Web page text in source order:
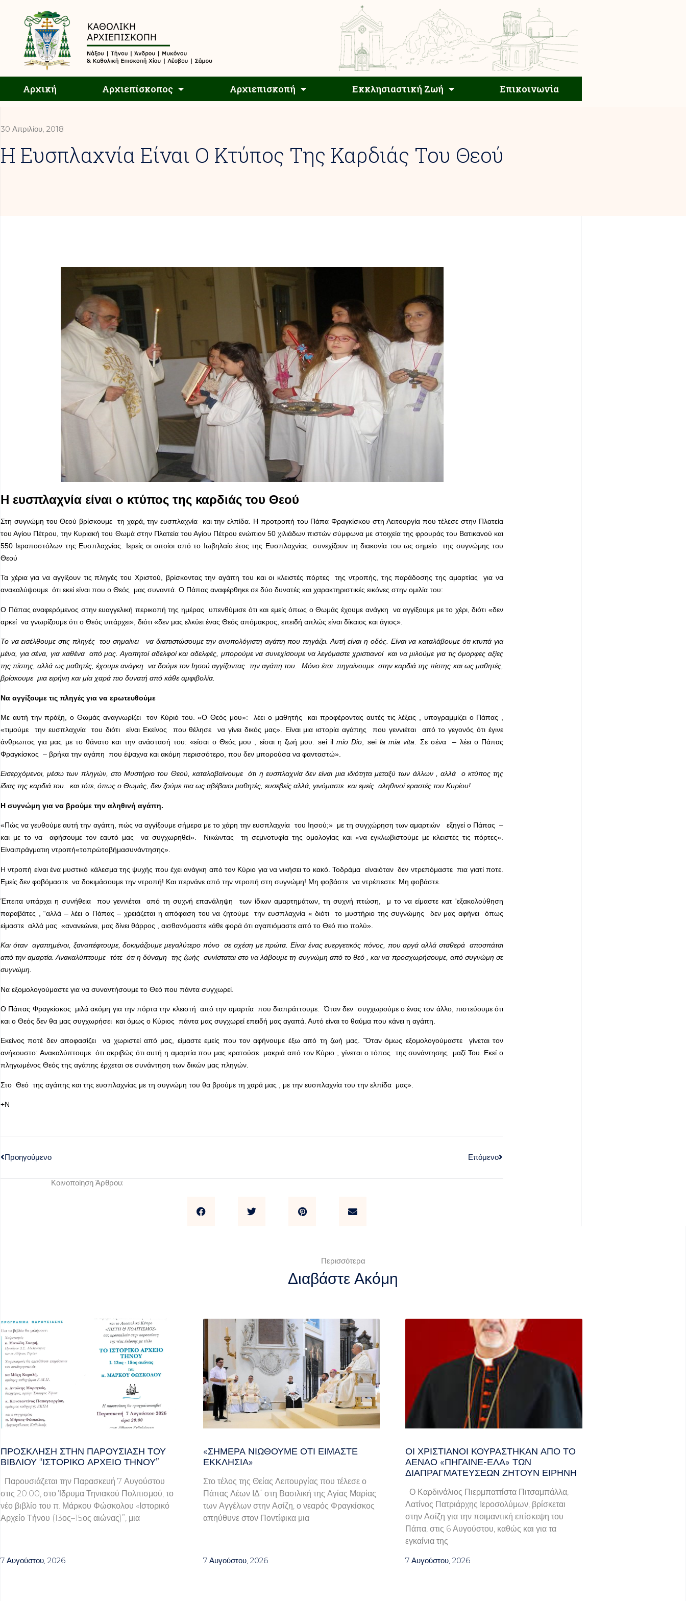
Αρχική Αρχιεπίσκοπος Αρχιεπισκοπή Εκκλησιαστική Ζωή Επικοινωνία
Αρχιεπισκοπή Εκκλησιαστική Ζωή Επικοινωνία
30 Απριλίου, 2018
Η Ευσπλαχνία Είναι Ο Κτύπος Της Καρδιάς Του Θεού
Η ευσπλαχνία είναι ο κτύπος της καρδιάς του Θεού
Στη συγνώμη του Θεού βρίσκουμε τη χαρά, την ευσπλαχνία και την ελπίδα. Η προτροπή του Πάπα Φραγκίσκου στη Λειτουργία που τέλεσε στην Πλατεία
του Αγίου Πέτρου, την Κυριακή του Θωμά στην Πλατεία του Αγίου Πέτρου ενώπιον 50 χιλιάδων πιστών σύμφωνα με στοιχεία της φρουράς του Βατικανού και
550 Ιεραποστόλων της Ευσπλαχνίας. Ιερείς οι οποίοι από το Ιωβηλαίο έτος της Ευσπλαχνίας συνεχίζουν τη διακονία του ως σημείο της συγνώμης του
Θεού
Τα χέρια για να αγγίξουν τις πληγές του Χριστού, βρίσκοντας την αγάπη του και οι κλειστές πόρτες της ντροπής, της παράδοσης της αμαρτίας για να
ανακαλύψουμε ότι εκεί είναι που ο Θεός μας συναντά. Ο Πάπας αναφέρθηκε σε δύο δυνατές και χαρακτηριστικές εικόνες στην ομιλία του:
Ο Πάπας αναφερόμενος στην ευαγγελική περικοπή της ημέρας υπενθύμισε ότι και εμείς όπως ο Θωμάς έχουμε ανάγκη να αγγίξουμε με το χέρι, διότι «δεν
αρκεί να γνωρίζουμε ότι ο Θεός υπάρχει», διότι «δεν μας ελκύει ένας Θεός απόμακρος, επειδή απλώς είναι δίκαιος και άγιος».
Το να εισέλθουμε στις πληγές του σημαίνει να διαπιστώσουμε την ανυπολόγιστη αγάπη που πηγάζει. Αυτή είναι η οδός. Είναι να καταλάβουμε ότι κτυπά για
μένα, για σένα, για καθένα από μας. Αγαπητοί αδελφοί και αδελφές, μπορούμε να συνεχίσουμε να λεγόμαστε χριστιανοί και να μιλούμε για τις όμορφες αξίες
της πίστης, αλλά ως μαθητές, έχουμε ανάγκη να δούμε τον Ιησού αγγίζοντας την αγάπη του. Μόνο έτσι πηγαίνουμε στην καρδιά της πίστης και ως μαθητές,
βρίσκουμε μια ειρήνη και μία χαρά πιο δυνατή από κάθε αμφιβολία.
Να αγγίξουμε τις πληγές για να ερωτευθούμε
Με αυτή την πράξη, ο Θωμάς αναγνωρίζει τον Κύριό του. «Ο Θεός μου»: λέει ο μαθητής και προφέροντας αυτές τις λέξεις , υπογραμμίζει ο Πάπας ,
«τιμούμε την ευσπλαχνία του διότι είναι Εκείνος που θέλησε να γίνει δικός μας». Είναι μια ιστορία αγάπης που γεννιέται από το γεγονός ότι έγινε
άνθρωπος για μας με το θάνατο και την ανάστασή του: «είσαι ο Θεός μου , είσαι η ζωή μου. sei ilmioDio , sei lamiavita . Σε σένα – λέει ο Πάπας
Φραγκίσκος – βρήκα την αγάπη που έψαχνα και ακόμη περισσότερο, που δεν μπορούσα να φανταστώ».
Εισερχόμενοι, μέσω των πληγών, στο Μυστήριο του Θεού, καταλαβαίνουμε ότι η ευσπλαχνία δεν είναι μια ιδιότητα μεταξύ των άλλων , αλλά ο κτύπος της
ίδιας της καρδιά του. και τότε, όπως ο Θωμάς, δεν ζούμε πια ως αβέβαιοι μαθητές, ευσεβείς αλλά, γινόμαστε και εμείς αληθινοί εραστές του Κυρίου!
Η συγνώμη για να βρούμε την αληθινή αγάπη.
«Πώς να γευθούμε αυτή την αγάπη, πώς να αγγίξουμε σήμερα με το χάρη την ευσπλαχνία του Ιησού;» με τη συγχώρηση των αμαρτιών εξηγεί ο Πάπας –
και με το να αφήσουμε τον εαυτό μας να συγχωρηθεί». Νικώντας τη σεμνοτυφία της ομολογίας και «να εγκλωβιστούμε με κλειστές τις πόρτες».
Είναιπράγματιη ντροπή«τοπρώτοβήμασυνάντησης».
Η ντροπή είναι ένα μυστικό κάλεσμα της ψυχής που έχει ανάγκη από τον Κύριο για να νικήσει το κακό. Τοδράμα είναιόταν δεν ντρεπόμαστε πια γιατί ποτε.
Εμείς δεν φοβόμαστε να δοκιμάσουμε την ντροπή! Και περνάνε από την ντροπή στη συγνώμη! Μη φοβάστε να ντρέπεστε: Μη φοβάστε.
Έπειτα υπάρχει η συνήθεια που γεννιέται από τη συχνή επανάληψη των ίδιων αμαρτημάτων, τη συχνή πτώση, μ το να είμαστε κατ 'εξακολούθηση
παραβάτες , “αλλά – λέει ο Πάπας – χρειάζεται η απόφαση του να ζητούμε την ευσπλαχνία « διότι το μυστήριο της συγνώμης δεν μας αφήνει όπως
είμαστε αλλά μας «ανανεώνει, μας δίνει θάρρος , αισθανόμαστε κάθε φορά ότι αγαπιόμαστε από το Θεό πιο πολύ».
Και όταν αγαπημένοι, ξαναπέφτουμε, δοκιμάζουμε μεγαλύτερο πόνο σε σχέση με πρώτα. Είναι ένας ευεργετικός πόνος, που αργά αλλά σταθερά αποσπάται
από την αμαρτία. Ανακαλύπτουμε τότε ότι η δύναμη της ζωής συνίσταται στο να λάβουμε τη συγνώμη από το θεό , και να προσχωρήσουμε, από συγνώμη σε
συγνώμη.
Να εξομολογούμαστε για να συναντήσουμε το Θεό που πάντα συγχωρεί.
Ο Πάπας Φραγκίσκος μιλά ακόμη για την πόρτα την κλειστή από την αμαρτία που διαπράττουμε. Όταν δεν συγχωρούμε ο ένας τον άλλο, πιστεύουμε ότι
και ο Θεός δεν θα μας συγχωρήσει και όμως ο Κύριος πάντα μας συγχωρεί επειδή μας αγαπά. Αυτό είναι το θαύμα που κάνει η αγάπη.
Εκείνος ποτέ δεν αποφασίζει να χωριστεί από μας, είμαστε εμείς που τον αφήνουμε έξω από τη ζωή μας. ¨Όταν όμως εξομολογούμαστε γίνεται τον
ανήκουστο: Ανακαλύπτουμε ότι ακριβώς ότι αυτή η αμαρτία που μας κρατούσε μακριά από τον Κύριο , γίνεται ο τόπος της συνάντησης μαζί Του. Εκεί ο
πληγωμένος Θεός της αγάπης έρχεται σε συνάντηση των δικών μας πληγών.
Στο Θεό της αγάπης και της ευσπλαχνίας με τη συγνώμη του θα βρούμε τη χαρά μας , με την ευσπλαχνία του την ελπίδα μας».
+Ν
Προηγούμενο Επόμενο
Κοινοποίηση Άρθρου:
Περισσότερα
Διαβάστε Ακόμη
ΠΡΌΣΚΛΗΣΗ ΣΤΗΝ ΠΑΡΟΥΣΊΑΣΗ ΤΟΥ
ΒΙΒΛΊΟΥ “ΙΣΤΟΡΙΚΌ ΑΡΧΕΊΟ ΤΉΝΟΥ”
Παρουσιάζεται την Παρασκευή 7 Αυγούστου
στις 20:00, στο Ίδρυμα Τηνιακού Πολιτισμού, το
νέο βιβλίο του π. Μάρκου Φώσκολου «Ιστορικό
Αρχείο Τήνου (13ος–15ος αιώνας)”, μια
7 Αυγούστου, 2026
«ΣΉΜΕΡΑ ΝΙΏΘΟΥΜΕ ΌΤΙ ΕΊΜΑΣΤΕ
ΕΚΚΛΗΣΊΑ»
Στο τέλος της Θείας Λειτουργίας που τέλεσε ο
Πάπας Λέων ΙΔ΄ στη Βασιλική της Αγίας Μαρίας
των Αγγέλων στην Ασίζη, ο νεαρός Φραγκίσκος
απηύθυνε στον Ποντίφικα μια
7 Αυγούστου, 2026
ΟΙ ΧΡΙΣΤΙΑΝΟΊ ΚΟΥΡΆΣΤΗΚΑΝ ΑΠΌ ΤΟ
ΑΈΝΑΟ «ΠΉΓΑΙΝΕ-ΈΛΑ» ΤΩΝ
ΔΙΑΠΡΑΓΜΑΤΕΎΣΕΩΝ ΖΗΤΟΎΝ ΕΙΡΉΝΗ
Ο Καρδινάλιος Πιερμπαττίστα Πιτσαμπάλλα,
Λατίνος Πατριάρχης Ιεροσολύμων, βρίσκεται
στην Ασίζη για την ποιμαντική επίσκεψη του
Πάπα, στις 6 Αυγούστου, καθώς και για τα
εγκαίνια της
7 Αυγούστου, 2026